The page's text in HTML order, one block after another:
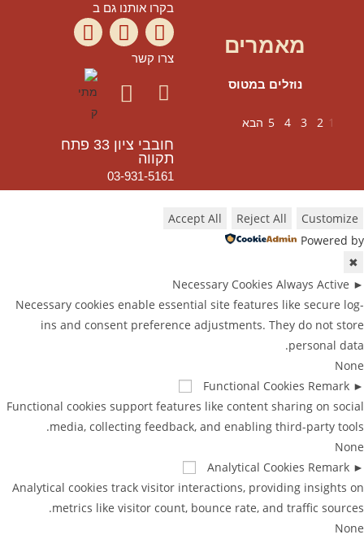
מאמרים
נוזלים במטוס
1
2
3
4
5 הבא
בקרו אותנו גם ב
צרו קשר
חובבי ציון 33 פתח
תקווה
03-931-5161
Customize
Reject All
Accept All
Powered by
✖
►
Necessary Cookies Always Active
Necessary cookies enable essential site features like secure log-
ins and consent preference adjustments. They do not store
personal data.
None
►
Functional Cookies Remark
Functional cookies support features like content sharing on social
media, collecting feedback, and enabling third-party tools.
None
►
Analytical Cookies Remark
Analytical cookies track visitor interactions, providing insights on
metrics like visitor count, bounce rate, and traffic sources.
None